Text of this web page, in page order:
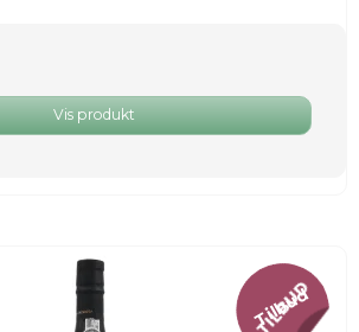
Vis produkt
Tilbud